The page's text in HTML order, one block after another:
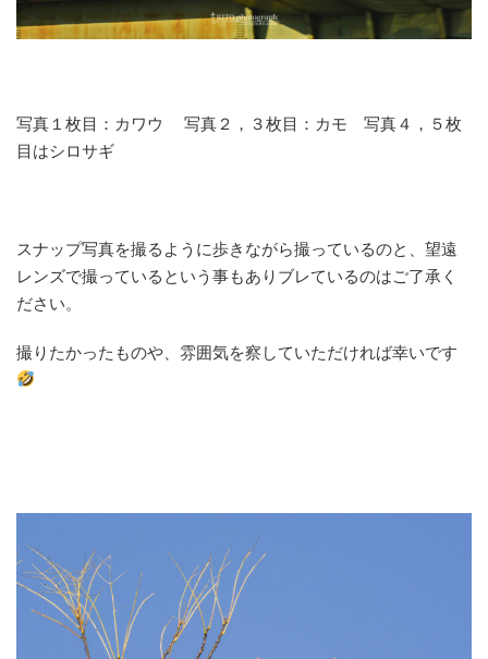
写真１枚目：カワウ 写真２，３枚目：カモ 写真４，５枚
目はシロサギ
スナップ写真を撮るように歩きながら撮っているのと、望遠
レンズで撮っているという事もありブレているのはご了承く
ださい。
撮りたかったものや、雰囲気を察していただければ幸いです